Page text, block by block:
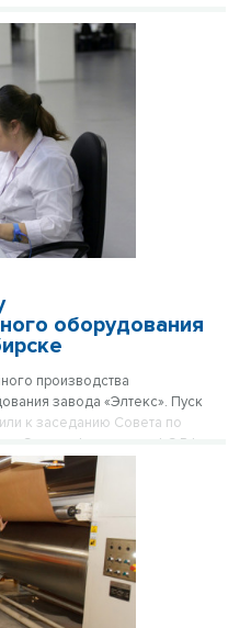
оборудования
производства
завода «Элтекс». Пуск
к заседанию Совета по
Совете Федерации ФС РФ,